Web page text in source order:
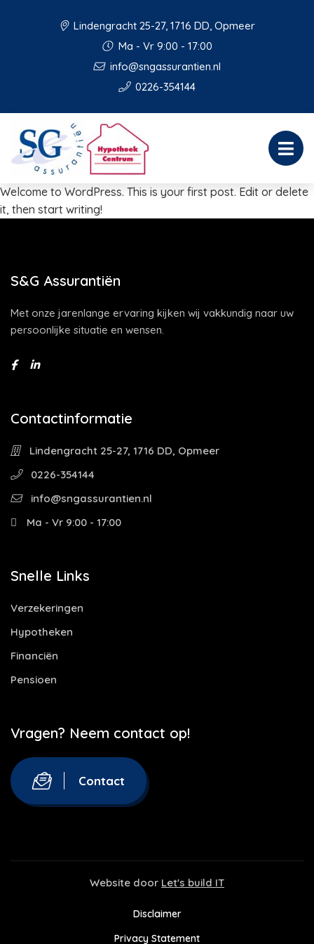
Lindengracht 25-27, 1716 DD, Opmeer
Ma - Vr 9:00 - 17:00
info@sngassurantien.nl
0226-354144
Welcome to WordPress. This is your first post. Edit or delete
it, then start writing!
S&G Assurantiën
Met onze jarenlange ervaring kijken wij vakkundig naar uw
persoonlijke situatie en wensen.
Contactinformatie
Lindengracht 25-27, 1716 DD, Opmeer
0226-354144
info@sngassurantien.nl
Ma - Vr 9:00 - 17:00
Snelle Links
Verzekeringen
Hypotheken
Financiën
Pensioen
Vragen? Neem contact op!
Contact
Website door Let's build IT
Disclaimer
Privacy Statement